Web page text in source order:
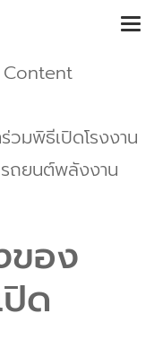
Content
วมพิธีเปิดโรงงาน
ถยนต์พลังงาน
ของ
ด